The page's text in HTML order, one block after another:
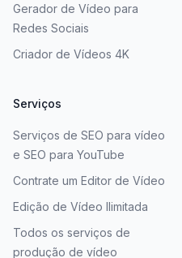
Gerador de Vídeo para
Redes Sociais
Criador de Vídeos 4K
Serviços
Serviços de SEO para vídeo
e SEO para YouTube
Contrate um Editor de Vídeo
Edição de Vídeo Ilimitada
Todos os serviços de
produção de vídeo